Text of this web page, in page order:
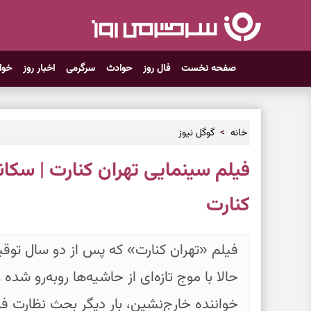
صفحه نخست فال روز حوادث سرگرمی اخبار روز
خانه گوگل نیوز
فیلم سینمایی تهران کنارت |
کنارت
فیلم «تهران کنارت» که پس از دو سال
حالا با موج تازه‌ای از حاشیه‌ها روبه‌رو
خواننده خارج‌نشین، بار دیگر بحث نظارت